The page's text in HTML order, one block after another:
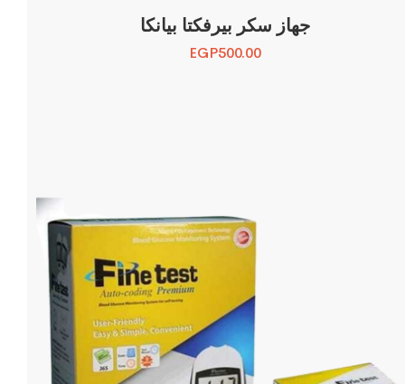
جهاز سكر بيرفكتا بيانكا
EGP500.00